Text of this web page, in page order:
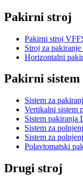
Pakirni stroj
Pakirni stroj
Stroj za
Horizontalni
Pakirni sistem
Sistem za
Vertikalni sistem
Sistem pakiranja
Sistem za
Sistem za
Polavtomatski
Drugi stroj